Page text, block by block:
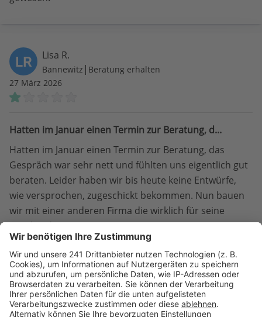
LR Lisa R.
Bannewitz | Beratung erhalten
27 März 2026
Hatten im Januar einen Termin zur Beratung, d...
Hatten im Januar einen Termin zur Beratung, das
Gespräch war sehr nett und fühlten uns eigentlich gut
beraten. Leider haben wir bis heute keine Entwürfe,
wie versprochen, zugeschickt bekommen. Nun bauen
wir mit einer anderen Firma die wirklich für seine
Kunden da ist.
OC Obinna C.
Frechen| Telefonat geführt
22 März 2026